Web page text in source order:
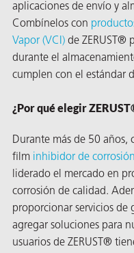
aplicaciones de envío y
Combínelos con
Vapor (VCI) de ZERUST®
durante el
cumplen con el estándar
¿Por qué elegir
Durante más de 50 años,
film inhibidor de
liderado el mercado en
corrosión de calidad.
proporcionar servicios de
agregar soluciones para
usuarios de ZERUST®
de